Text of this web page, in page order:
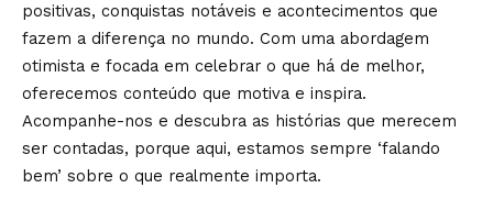
positivas, conquistas notáveis e acontecimentos que
fazem a diferença no mundo. Com uma abordagem
otimista e focada em celebrar o que há de melhor,
oferecemos conteúdo que motiva e inspira.
Acompanhe-nos e descubra as histórias que merecem
ser contadas, porque aqui, estamos sempre ‘falando
bem’ sobre o que realmente importa.